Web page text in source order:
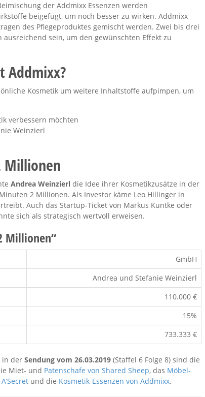
der Addmixx Essenzen werden
beigefügt, um noch besser zu wirken. Addmixx
des Pflegeproduktes gemischt werden. Zwei bis drei
sein, um den gewünschten Effekt zu
Addmixx?
Kosmetik um weitere Inhaltstoffe aufpimpen, um
verbessern möchten
Weinzierl
Millionen
Andrea Weinzierl die Idee ihrer Kosmetikzusätze in der
2 Millionen. Als Investor käme Leo Hillinger in
Auch das Startup-Ticket von Markus Kuntke oder
sich als strategisch wertvoll erweisen.
Millionen“
GmbH
Andrea und Stefanie Weinzierl
110.000 €
15%
733.333 €
in der Sendung vom 26.03.2019 (Staffel 6 Folge 8) sind die
Miet- und Patenschafe von Shared Sheep, das Möbel-
und die Kosmetik-Essenzen von Addmixx.